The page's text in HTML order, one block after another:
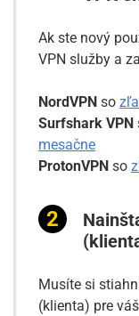
Ak ste nový
VPN služby a
NordVPN so
Surfshark VPN
mesačne
ProtonVPN so
Musíte si
(klienta) pre